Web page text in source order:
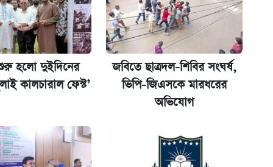
শুরু, আবেদন ১২ আগস্ট পর্যন্ত
হলো দুইদিনের
কালচারাল ফেস্ট’
জবিতে ছাত্রদল-শিবির সংঘর্ষ,
ভিপি-জিএসকে মারধরের
অভিযোগ